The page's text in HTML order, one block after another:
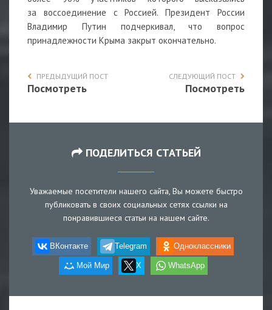
за воссоединение с Россией. Президент России
Владимир Путин подчеркивал, что вопрос
принадлежности Крыма закрыт окончательно.
ПРЕДЫДУЩИЙ ПОСТ
Посмотреть
СЛЕДУЮЩИЙ ПОСТ
Посмотреть
ПОДЕЛИТЬСЯ СТАТЬЕЙ
Уважаемые посетители нашего сайта, Вы можете быстро
публиковать в своих социальных сетях ссылки на
понравившиеся статьи на нашем сайте.
ВКонтакте Telegram Одноклассники
Мой Мир X WhatsApp